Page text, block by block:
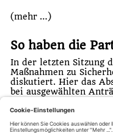
(mehr …)
So haben die
In der letzten Sitzung
Maßnahmen zu
diskutiert. Hier das
bei ausgewählten